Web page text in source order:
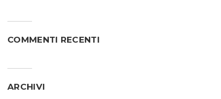
COMMENTI RECENTI
ARCHIVI